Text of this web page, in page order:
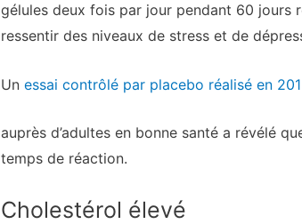
gélules deux fois par jour pendant 60 jours
ressentir des niveaux de stress et de
Un essai contrôlé par placebo réalisé en
auprès d’adultes en bonne santé a révélé
temps de réaction.
Cholestérol élevé